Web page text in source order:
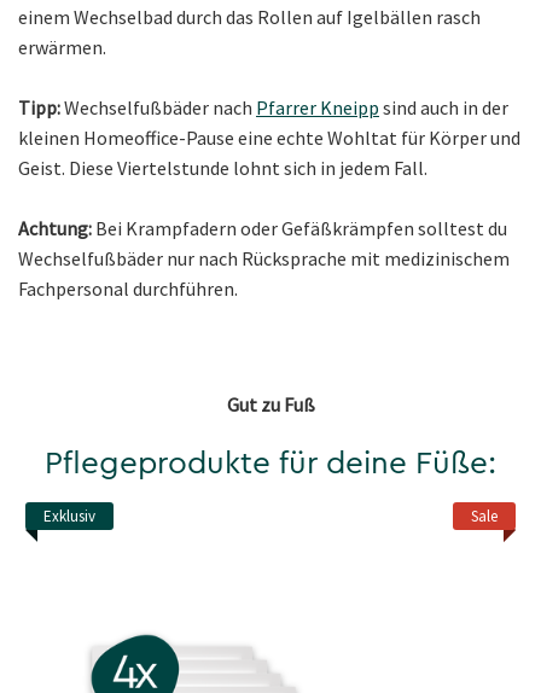
einem Wechselbad durch das Rollen auf Igelbällen rasch
erwärmen.
Tipp:Wechselfußbäder nach Pfarrer Kneipp sind auch in der
kleinen Homeoffice-Pause eine echte Wohltat für Körper und
Geist. Diese Viertelstunde lohnt sich in jedem Fall.
Achtung: Bei Krampfadern oder Gefäßkrämpfen solltest du
Wechselfußbäder nur nach Rücksprache mit medizinischem
Fachpersonal durchführen.
Gut zu Fuß
Pflegeprodukte für deine Füße:
Sale
Exklusiv